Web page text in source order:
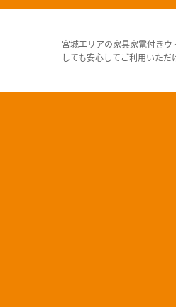
宮城エリアの家具家電付き
しても安心してご利用いただ